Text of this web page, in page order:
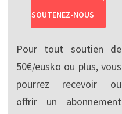
SOUTENEZ-NOUS
Pour tout soutien de
50€/eusko ou plus, vous
pourrez recevoir ou
offrir un abonnement